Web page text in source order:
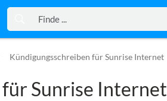
Kündigungsschreiben für Sunrise Internet
Sunrise Internet